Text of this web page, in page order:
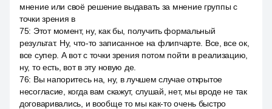
мнение или своё решение выдавать за мнение группы с
точки зрения в
75: Этот момент, ну, как бы, получить формальный
результат. Ну, что-то записанное на флипчарте. Все, все ок,
все супер. А вот с точки зрения потом пойти в реализацию,
ну, то есть, вот в эту новую де.
76: Вы напоритесь на, ну, в лучшем случае открытое
несогласие, когда вам скажут, слушай, нет, мы вроде не так
договаривались, и вообще то мы как-то очень быстро